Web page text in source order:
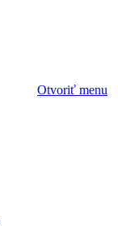
Otvoriť menu